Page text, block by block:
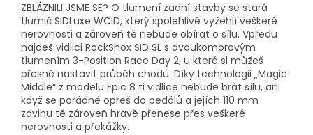
ZBLÁZNILI JSME SE? O tlumení zadní stavby se stará
tlumič SIDLuxe WCID, který spolehlivě vyžehlí veškeré
nerovnosti a zároveň tě nebude obírat o sílu. Vpředu
najdeš vidlici RockShox SID SL s dvoukomorovým
tlumením 3-Position Race Day 2, u které si můžeš
přesně nastavit průběh chodu. Díky technologii „Magic
Middle“ z modelu Epic 8 ti vidlice nebude brát sílu, ani
když se pořádně opřeš do pedálů a jejích 110 mm
zdvihu tě zároveň hravě přenese přes veškeré
nerovnosti a překážky.